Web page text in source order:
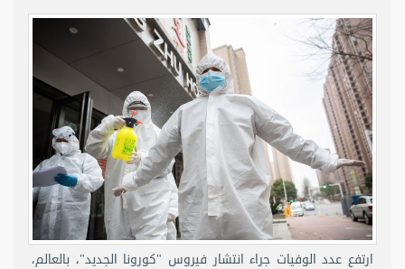
ارتفع عدد الوفيات جراء انتشار فيروس "كورونا الجديد"، بالعالم،